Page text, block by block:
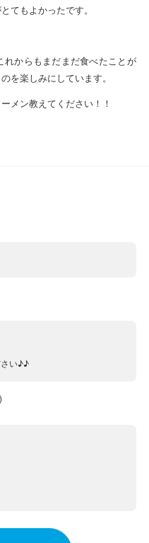
てもよかったです。
れからもまだまだ食べたことが
を楽しみにしています。
メン教えてください！！
さい♪♪
)